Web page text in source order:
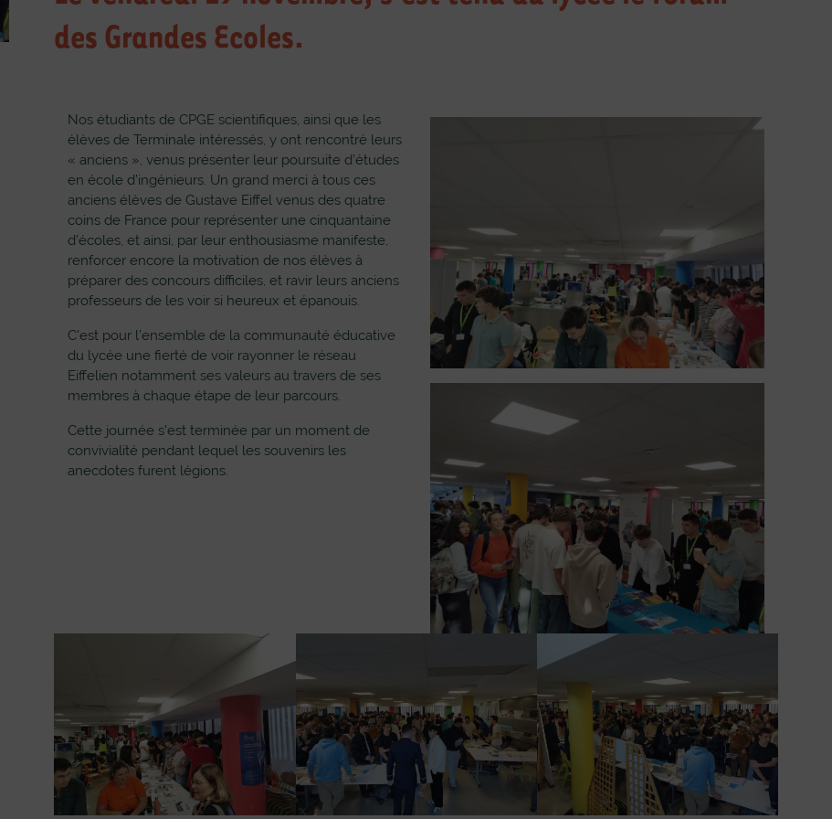
des Grandes Ecoles.
Nos étudiants de CPGE scientifiques, ainsi que les
élèves de Terminale intéressés, y ont rencontré leurs
« anciens », venus présenter leur poursuite d’études
en école d’ingénieurs. Un grand merci à tous ces
anciens élèves de Gustave Eiffel venus des quatre
coins de France pour représenter une cinquantaine
d’écoles, et ainsi, par leur enthousiasme manifeste,
renforcer encore la motivation de nos élèves à
préparer des concours difficiles, et ravir leurs anciens
professeurs de les voir si heureux et épanouis.
C’est pour l’ensemble de la communauté éducative
du lycée une fierté de voir rayonner le réseau
Eiffelien notamment ses valeurs au travers de ses
membres à chaque étape de leur parcours.
Cette journée s’est terminée par un moment de
convivialité pendant lequel les souvenirs les
anecdotes furent légions.